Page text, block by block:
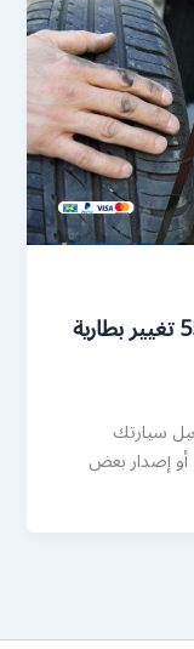
تبديل بطارية سيارة هدية 55445363 تغيير بطارية
سيارتك
أو إصدار بعض